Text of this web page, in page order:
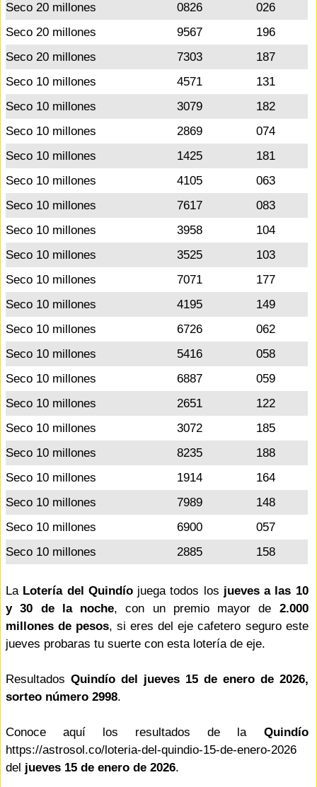
Seco 20 millones
0826
026
Seco 20 millones
9567
196
Seco 20 millones
7303
187
Seco 10 millones
4571
131
Seco 10 millones
3079
182
Seco 10 millones
2869
074
Seco 10 millones
1425
181
Seco 10 millones
4105
063
Seco 10 millones
7617
083
Seco 10 millones
3958
104
Seco 10 millones
3525
103
Seco 10 millones
7071
177
Seco 10 millones
4195
149
Seco 10 millones
6726
062
Seco 10 millones
5416
058
Seco 10 millones
6887
059
Seco 10 millones
2651
122
Seco 10 millones
3072
185
Seco 10 millones
8235
188
Seco 10 millones
1914
164
Seco 10 millones
7989
148
Seco 10 millones
6900
057
Seco 10 millones
2885 158
La Lotería del Quindíojuega todos los jueves a las 10
y 30 de la noche, con un premio mayor de 2.000
millones de pesos, si eres del eje cafetero seguro este
jueves probaras tu suerte con esta lotería de eje.
Resultados Quindío del jueves 15 de enero de 2026,
sorteo número 2998.
Conoce aquí los resultados de la Quindío
https://astrosol.co/loteria-del-quindio-15-de-enero-2026
del jueves 15 de enero de 2026.